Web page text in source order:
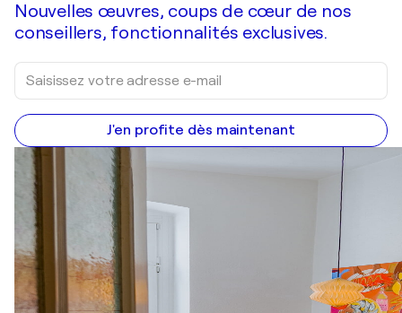
Nouvelles œuvres, coups de cœur de nos
conseillers, fonctionnalités exclusives.
J'en profite dès maintenant